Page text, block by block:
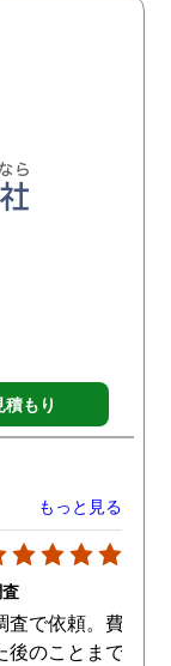
ありがとうござい
積もり
もっと見る
査で依頼。費用や
後のことまで詳し